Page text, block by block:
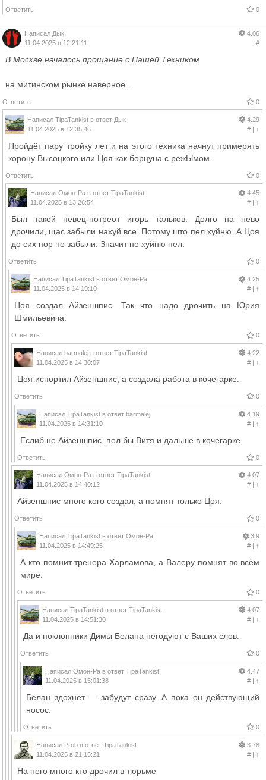
Ответить 0
Написал Дык
11.04.2025 в 12:21:11
4.06
#
В Москве началось прощание с Пашей Техником
на митинском рынке наверное..
Ответить 0
Написал TipaTankist в ответ Дык
11.04.2025 в 12:35:46
4.29
#| ↑
Пройдёт пару тройку лет и на этого техника начнут примерять
корону Высоцкого или Цоя как борцуна с режЫмом.
Ответить 0
Написал Омон-Ра в ответ TipaTankist
11.04.2025 в 13:26:54
4.45
#| ↑
Был такой певец-потреот игорь тальков. Долго на нево
дрочили, щас забыли нахуй все. Потому што пел хуйню. А Цоя
до сих пор не забыли. Значит не хуйню пел.
Ответить 0
Написал TipaTankist в ответ Омон-Ра
11.04.2025 в 14:19:10
4.25
#| ↑
Цоя создал Айзеншпис. Так что надо дрочить на Юрия
Шмильевича.
Ответить 0
Написал barmalej в ответ TipaTankist
11.04.2025 в 14:30:07
4.22
#| ↑
Цоя испортил Айзеншпис, а создала работа в кочегарке.
Ответить 0
Написал TipaTankist в ответ barmalej
11.04.2025 в 14:31:10
4.19
#| ↑
Еслиб не Айзеншпис, пел бы Витя и дальше в кочегарке.
Ответить 0
Написал Омон-Ра в ответ TipaTankist
11.04.2025 в 14:40:12
4.07
#| ↑
Айзеншпис много кого создал, а помнят только Цоя.
Ответить 0
Написал TipaTankist в ответ Омон-Ра
11.04.2025 в 14:49:25
3.9
#| ↑
А кто помнит тренера Харламова, а Валеру помнят во всём
мире.
Ответить 0
Написал TipaTankist в ответ TipaTankist
11.04.2025 в 14:51:30
4.07
#| ↑
Да и поклонники Димы Белана негодуют с Ваших слов.
Ответить 0
Написал Омон-Ра в ответ TipaTankist
11.04.2025 в 15:01:38
4.47
#| ↑
Белан здохнет — забудут сразу. А пока он действующий
носос.
Ответить 0
Написал Prob в ответ TipaTankist
11.04.2025 в 21:15:21
3.78
#| ↑
На него много кто дрочил в тюрьме